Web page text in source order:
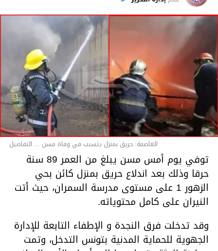
قسم الاخبار
العاصمة: حريق بمنزل يتسبب في وفاة مسن ... التفاصيل
توفي يوم أمس مسن يبلغ من العمر 89 سنة
حرقا وذلك بعد اندلاع حريق بمنزل كائن بحي
الزهور 1 على مستوى مدرسة السمران، حيث أتت
النيران على كامل محتوياته.
وقد تدخلت فرق النجدة و الإطفاء التابعة للإدارة
الجهوية للحماية المدنية بتونس التدخل، وتمت